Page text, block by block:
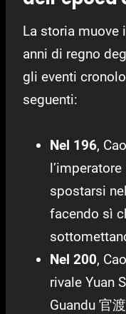
La storia
anni di regno
gli eventi
seguenti:
Nel 196,
spostarsi
facendo sì
Nel 200,
rivale Yuan
Guandu 官